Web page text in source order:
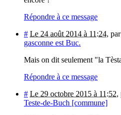
Répondre à ce message
# Le 24 août 2014 à 11:24, par
gasconne est Buc.
Mais on dit seulement "la
Répondre à ce message
# Le 29 octobre 2015 à 11:52,
Teste-de-Buch [commune]